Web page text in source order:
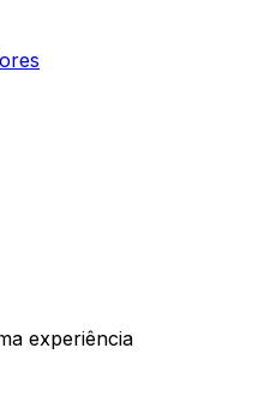
experiência